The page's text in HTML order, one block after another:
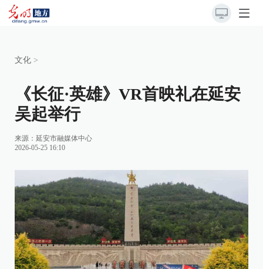
文化 >
《长征·英雄》VR首映礼在延安
吴起举行
来源： 延安市融媒体中心
2026-05-25 16:10